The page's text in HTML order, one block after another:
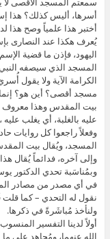
أسرها، أليس كذلك؟ هذا
أختبر هذا علمياً وصح هذا
يُعرف هكذا عند النصارى
اليهود، فإذن ما قضية
المسجد الذي سيصفه
الكرامة الآية ولا يقول
مسجد أقصى؟ أين هو؟
بيت المقدس وهذا معروف
عليه بالغلبة، أي يغلب
وفعلاً راجعوا كل روايات
المسجد، ويُقال بيت
وإلى آخره، فدائماً يُقال
وبمُناسَبة تحدي الدكتور
في أي مصدر من مصادر
نقول له التحدي – كما
ولنأخذ مُباشَرةً في ذكرها.
أولاً لدينا التفسير
الله عنهما، ومُجاهِد على